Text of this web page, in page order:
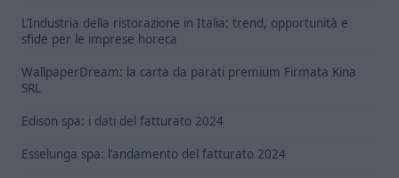
L’Industria della ristorazione in Italia: trend, opportunità e
sfide per le imprese horeca
WallpaperDream: la carta da parati premium Firmata Kina
SRL
Edison spa: i dati del fatturato 2024
Esselunga spa: l'andamento del fatturato 2024